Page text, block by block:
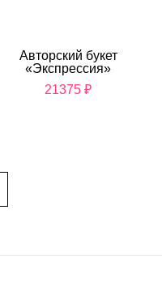
Авторский букет
«Экспрессия»
21375₽